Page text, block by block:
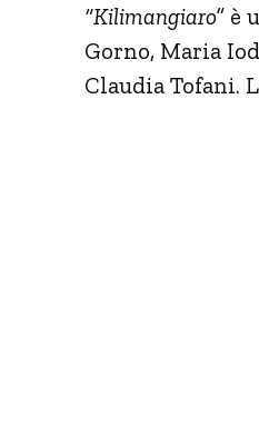
“Kilimangiaro” è
Gorno, Maria
Claudia Tofani.